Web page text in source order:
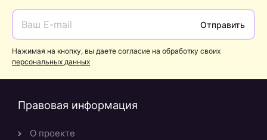
Отправить
Нажимая на кнопку, вы даете согласие на обработку своих
персональных данных
Правовая информация
О проекте